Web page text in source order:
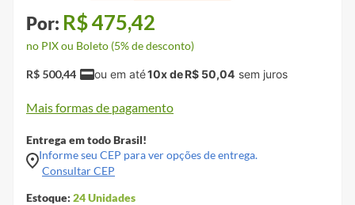
R$475,42
no PIX ou Boleto (5% de desconto)
R$ 500,44 10x deR$ 50,04
Mais formas de pagamento
Entrega em todo Brasil!
Informe seu CEP para ver opções de entrega.
Consultar CEP
Estoque: 24Unidades